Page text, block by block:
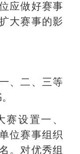
应做好赛事
大赛事的影
、二、三等
设置一、
位赛事组织
。对优秀组